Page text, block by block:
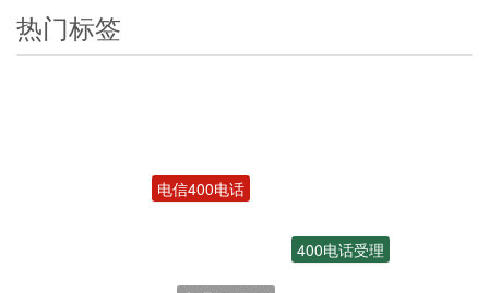
热门标签
400电话受理
办理400号码